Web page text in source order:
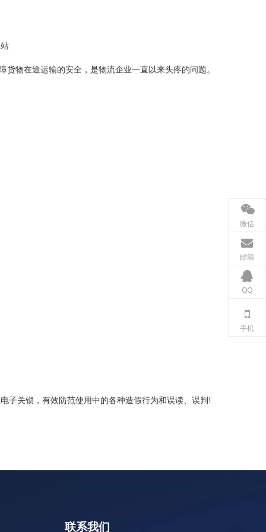
物在途运输的安全，是物流企业一直以来头疼的问题。
子关锁，有效防范使用中的各种造假行为和误读、误判!
微信
邮箱
QQ
手机
联系我们